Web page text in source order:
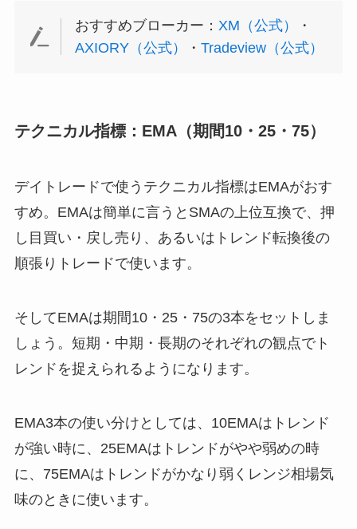
おすすめブローカー：XM（公式）
・
AXIORY（公式）
・Tradeview（公式）
テクニカル指標：EMA（期間10・25・75）
デイトレードで使うテクニカル指標はEMAがおす
すめ。EMAは簡単に言うとSMAの上位互換で、押
し目買い・戻し売り、あるいはトレンド転換後の
順張りトレードで使います。
そしてEMAは期間10・25・75の3本をセットしま
しょう。短期・中期・長期のそれぞれの観点でト
レンドを捉えられるようになります。
EMA3本の使い分けとしては、10EMAはトレンド
が強い時に、25EMAはトレンドがやや弱めの時
に、75EMAはトレンドがかなり弱くレンジ相場気
味のときに使います。